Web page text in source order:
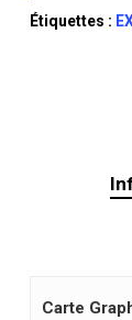
Étiquettes :
Carte